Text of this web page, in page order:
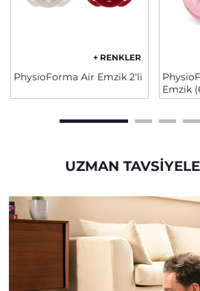
+ RENKLER
PhysioForma Air Emzik 2'li
Emzik
UZMAN